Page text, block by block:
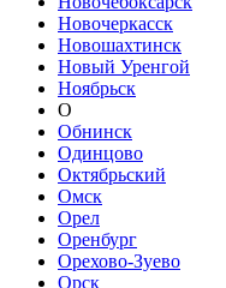
Новочеркасск
Новошахтинск
Новый Уренгой
Ноябрьск
О
Обнинск
Одинцово
Октябрьский
Омск
Орел
Оренбург
Орехово-Зуево
Орск